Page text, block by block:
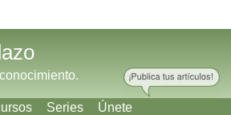
Series Únete